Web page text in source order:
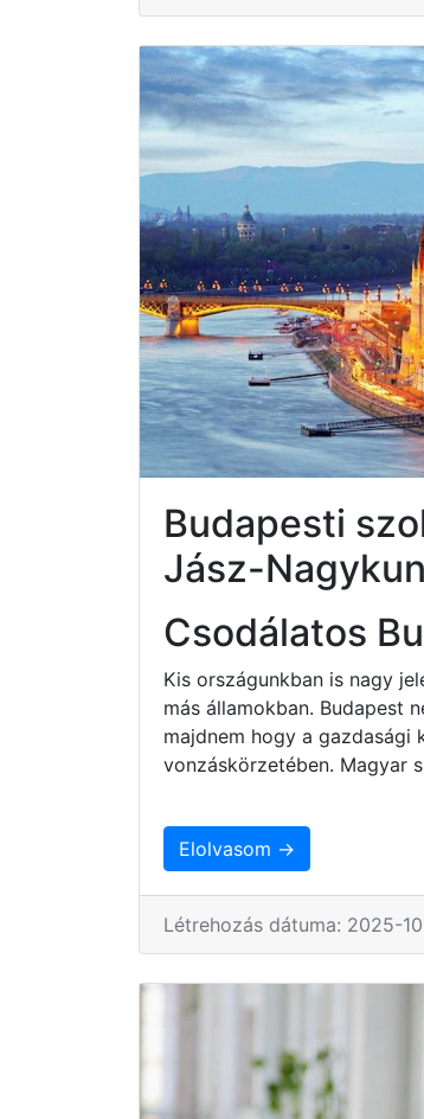
Budapesti
Jász-
Csodálatos
Kis országunkban is nagy
más államokban. Budapest
majdnem hogy a gazdasági
vonzáskörzetében. Magyar
Elolvasom →
Létrehozás dátuma: 2025-